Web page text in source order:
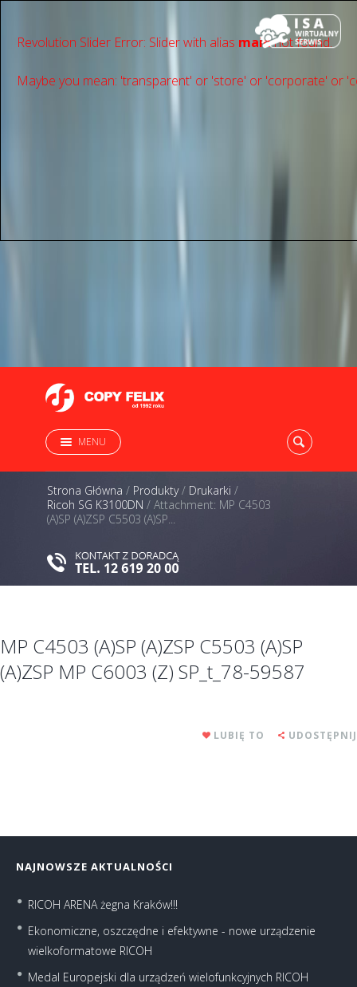
Revolution Slider Error: Slider with alias mainnot found.
Maybe you mean: 'transparent' or 'store' or 'сorporate' or
MENU
Strona Główna / Produkty/ Drukarki /
Ricoh SG K3100DN / Attachment: MP C4503
(A)SP (A)ZSP C5503 (A)SP...
MP C4503 (A)SP (A)ZSP C5503 (A)SP
(A)ZSP MP C6003 (Z) SP_t_78-59587
LUBIĘ TO UDOSTĘPNIJ
NAJNOWSZE AKTUALNOŚCI
RICOH ARENA żegna Kraków!!!
Ekonomiczne, oszczędne i efektywne - nowe urządzenie
wielkoformatowe RICOH
Medal Europejski dla urządzeń wielofunkcyjnych RICOH